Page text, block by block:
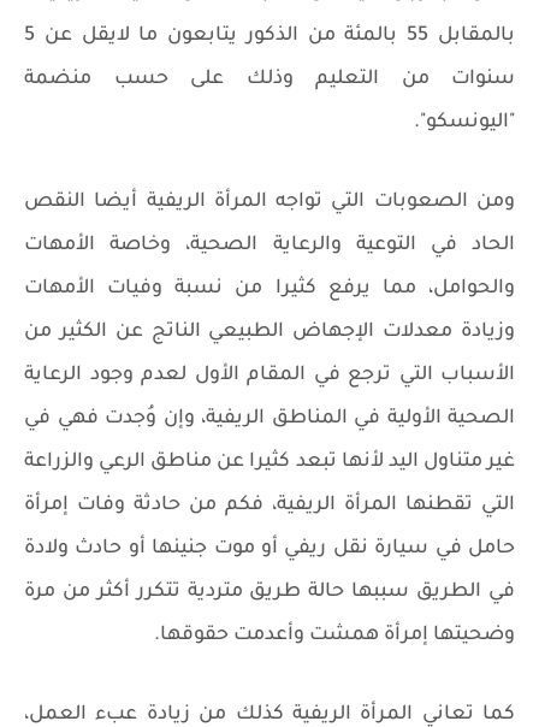
بالمقابل 55 بالمئة من الذكور يتابعون ما لايقل عن 5
سنوات من التعليم وذلك على حسب منضمة
"اليونسكو".
ومن الصعوبات التي تواجه المرأة الريفية أيضا النقص
الحاد في التوعية والرعاية الصحية، وخاصة الأمهات
والحوامل، مما يرفع كثيرا من نسبة وفيات الأمهات
وزيادة معدلات الإجهاض الطبيعي الناتج عن الكثير من
الأسباب التي ترجع في المقام الأول لعدم وجود الرعاية
الصحية الأولية في المناطق الريفية، وإن وُجدت فهي في
غير متناول اليد لأنها تبعد كثيرا عن مناطق الرعي والزراعة
التي تقطنها المرأة الريفية، فكم من حادثة وفات إمرأة
حامل في سيارة نقل ريفي أو موت جنينها أو حادث ولادة
في الطريق سببها حالة طريق متردية تتكرر أكثر من مرة
وضحيتها إمرأة همشت وأعدمت حقوقها.
كما تعاني المرأة الريفية كذلك من زيادة عبء العمل،